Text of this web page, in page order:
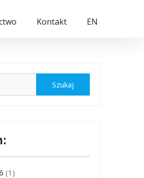
Kontakt EN
(1)